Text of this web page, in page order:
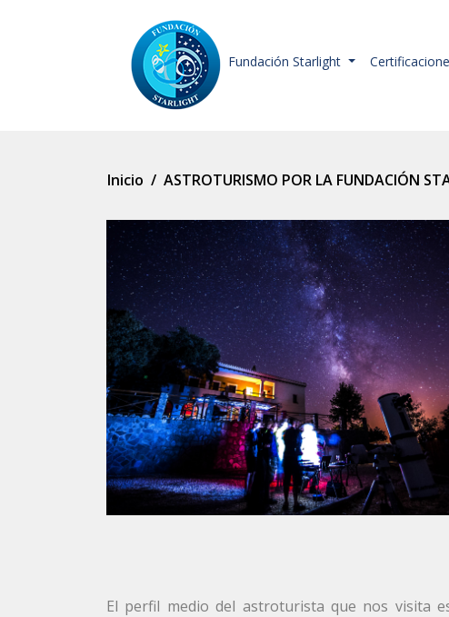
Fundación Starlight
Inicio / ASTROTURISMO POR LA FUNDACIÓN
El perfil medio del astroturista que nos visita